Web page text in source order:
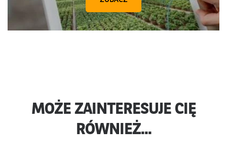
MOŻE ZAINTERESUJE CIĘ
RÓWNIEŻ...